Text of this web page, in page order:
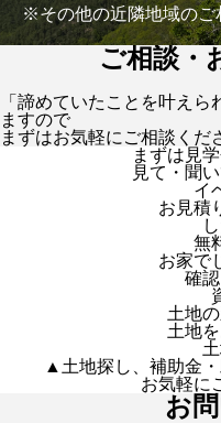
※その他の近隣地域のご
ご相談・
「諦めていたことを叶え
ますので
まずはお気軽にご相談くだ
まずは見
見て・聞
イ
お見積
無
お家で
確
土地
土地
▲土地探し、補助金
お気軽に
お